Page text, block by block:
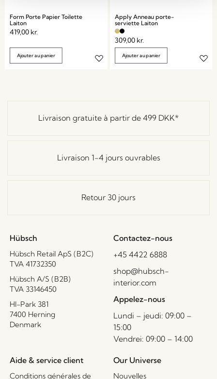
Form Porte Papier Toilette
Laiton
419,00 kr.
Ajouter au panier
Apply Anneau porte-
serviette Laiton
309,00 kr.
Ajouter au panier
Livraison gratuite à partir de 499 DKK*
Livraison 1-4 jours ouvrables
Retour 30 jours
Hübsch
Hübsch Retail ApS (B2C)
TVA 41732350
Hübsch A/S (B2B)
TVA 33146450
HI-Park 381
7400 Herning
Denmark
Contactez-nous
+45 4422 6888
shop@hubsch-
interior.com
Appelez-nous
Lundi – jeudi: 09:00 –
15:00
Vendrei: 09:00 – 14:00
Aide & service client
Conditions générales de
Our Universe
Nouvelles